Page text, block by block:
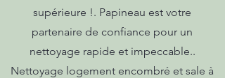
supérieure !. Papineau est votre
partenaire de confiance pour un
nettoyage rapide et impeccable..
Nettoyage logement encombré et sale à